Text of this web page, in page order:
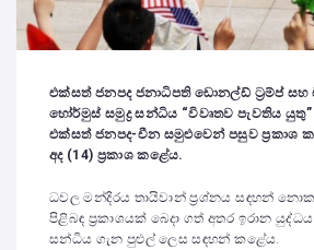
එක්සත් ජනපද ජනාධිපති ඩොනල්ඩ් ට්‍රම්ප්
හෝර්මුස් සමුද්‍ර සන්ධිය “විවෘතව පැවතිය
එක්සත් ජනපද-චීන ​​සමුළුවෙන් පසුව ප්‍රකාශ
අද (14) ප්‍රකාශ කළේය.
ධවල මන්දිරය තායිවාන් ප්‍රශ්නය සඳහන්
පිළිබඳ ප්‍රකාශයක් බෙදා ගත් අතර ඉරාන
සන්ධිය ගැන පුළුල් ලෙස සඳහන් කළේය.